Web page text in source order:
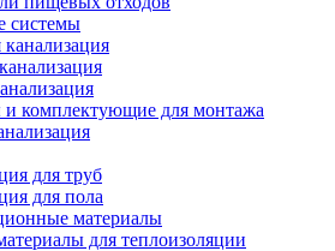
системы
и комплектующие для монтажа
для труб
для пола
материалы
для теплоизоляции